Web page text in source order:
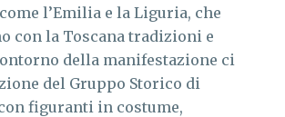
l’Emilia e la Liguria, che
con la Toscana tradizioni e
della manifestazione ci
del Gruppo Storico di
figuranti in costume,